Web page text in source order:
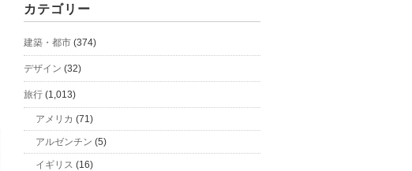
カテゴリー
建築・都市 (374)
デザイン (32)
旅行 (1,013)
アメリカ (71)
アルゼンチン (5)
イギリス (16)